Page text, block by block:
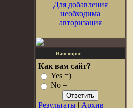
Для добавления
необходима
авторизация
Наш опрос
Как вам сайт?
Yes =)
No =|
Результаты | Архив